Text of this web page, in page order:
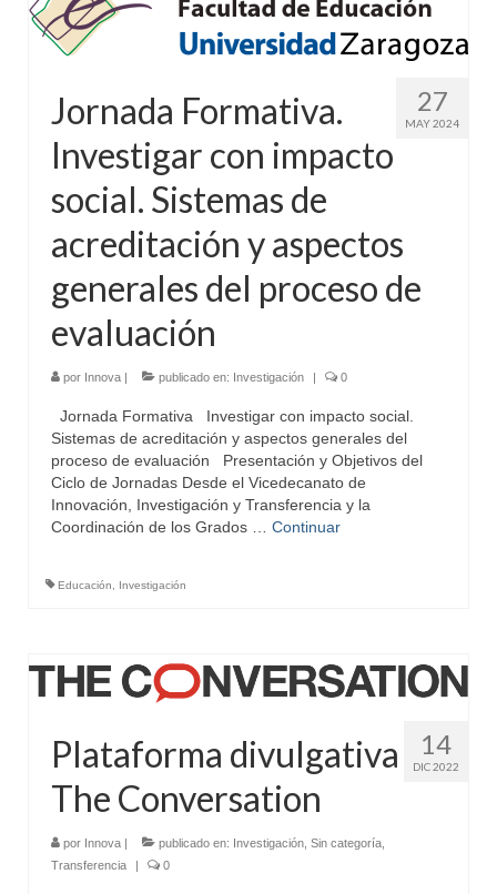
27
MAY 2024
Jornada Formativa.
Investigar con impacto
social. Sistemas de
acreditación y aspectos
generales del proceso de
evaluación
por Innova | publicado en: Investigación | 0
Jornada Formativa Investigar con impacto social.
Sistemas de acreditación y aspectos generales del
proceso de evaluación Presentación y Objetivos del
Ciclo de Jornadas Desde el Vicedecanato de
Innovación, Investigación y Transferencia y la
Coordinación de los Grados … Continuar
Educación Investigación
14
DIC 2022
Plataforma divulgativa
The Conversation
por Innova publicado en: Investigación Sin categoría
Transferencia
0